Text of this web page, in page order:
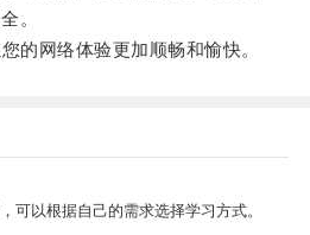
。
网络体验更加顺畅和愉快。
可以根据自己的需求选择学习方式。